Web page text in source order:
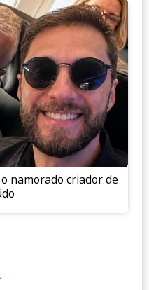
namorado criador de